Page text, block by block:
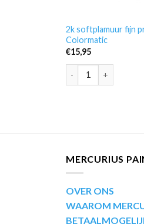
2k softplamuur fijn
Colormatic
€15,95
2k softplamuur fijn
MERCURIUS
OVER ONS
WAAROM